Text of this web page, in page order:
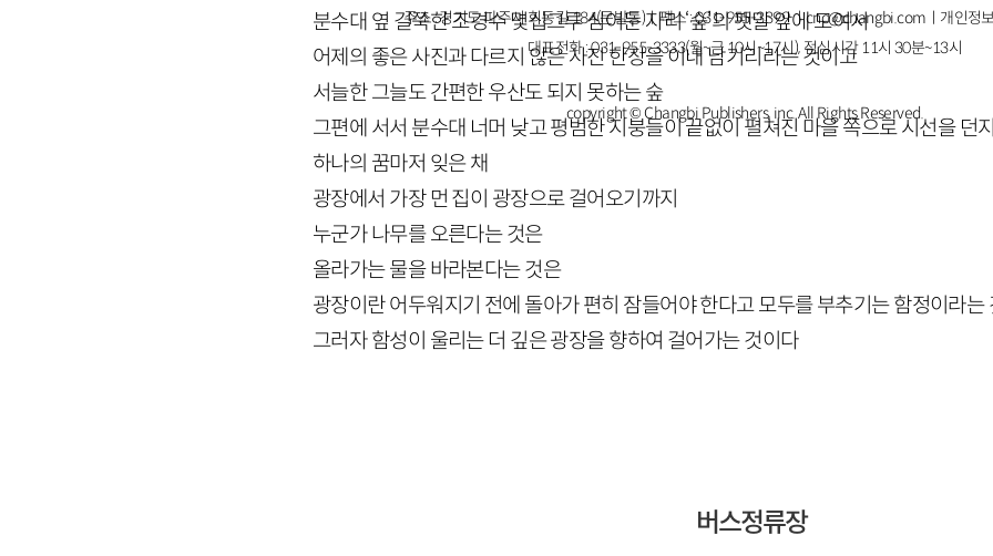
분수대 옆 길쭉한 조경수 몇십그루 심어둔 자리 ‘숲’의 팻말 앞에 모여서
어제의 좋은 사진과 다르지 않은 사진 한장을 이내 남기리라는 것이고
서늘한 그늘도 간편한 우산도 되지 못하는 숲
그편에 서서 분수대 너머 낮고 평범한 지붕들이 끝없이 펼쳐진 마을 쪽으로 시선을 던
하나의 꿈마저 잊은 채
광장에서 가장 먼 집이 광장으로 걸어오기까지
누군가 나무를 오른다는 것은
올라가는 물을 바라본다는 것은
광장이란 어두워지기 전에 돌아가 편히 잠들어야 한다고 모두를 부추기는 함정이라는
그러자 함성이 울리는 더 깊은 광장을 향하여 걸어가는 것이다
버스정류장
주소 : 경기도 파주시 회동길 184(문발동)ㅣ팩스 : 031-955-3399 ㅣcnc@changbi.com ㅣ개인정
대표전화 : 031-955-3333(월~금 10시~17시), 점심시간 11시 30분~13시
copyright © Changbi Publishers, inc. All Rights Reserved.